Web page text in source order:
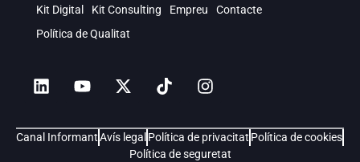
Kit Digital
Kit Consulting Empreu
Contacte
Política de Qualitat
Canal InformantAvís legal Política de privacitat Política de cookies
Política de seguretat